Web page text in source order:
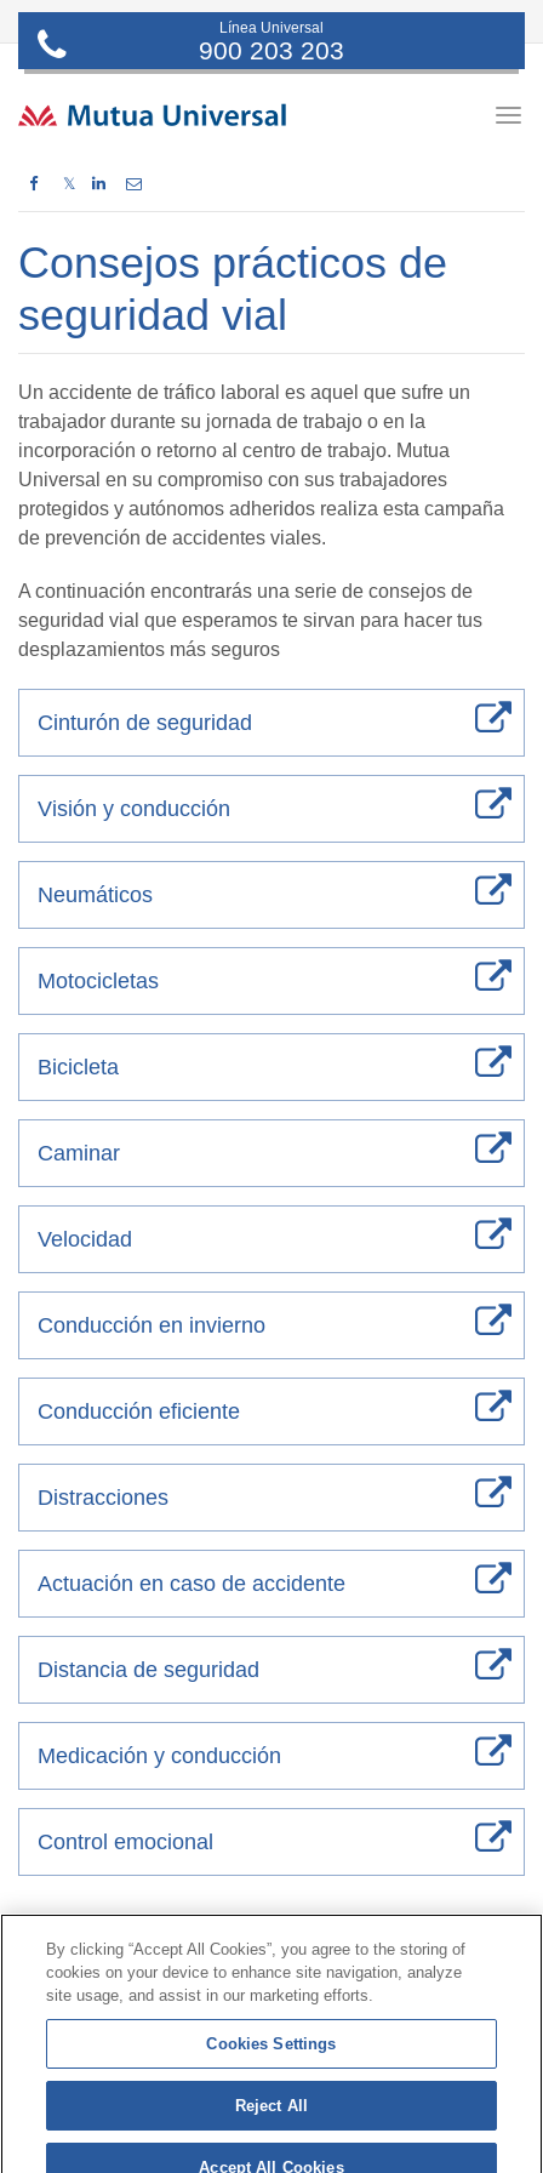
Línea Universal
900 203 203
𝕏
Consejos prácticos de
seguridad vial
Un accidente de tráfico laboral es aquel que sufre un
trabajador durante su jornada de trabajo o en la
incorporación o retorno al centro de trabajo. Mutua
Universal en su compromiso con sus trabajadores
protegidos y autónomos adheridos realiza esta campaña
de prevención de accidentes viales.
A continuación encontrarás una serie de consejos de
seguridad vial que esperamos te sirvan para hacer tus
desplazamientos más seguros
Cinturón de seguridad
Visión y conducción
Neumáticos
Motocicletas
Bicicleta
Caminar
Velocidad
Conducción en invierno
Conducción eficiente
Distracciones
Actuación en caso de accidente
Distancia de seguridad
Medicación y conducción
Control emocional
Línea Universal 900 203 203|Zona Privada Comisión de
Prestaciones Especiales|Zona Privada Proveedor
Sanitario
© Mutua Universal 2026 | Mapa del sitio | Aviso legal
Política de Protección de Datos
cookies
By clicking “Accept All Cookies”, you agree to the storing of
cookies on your device to enhance site navigation, analyze
site usage, and assist in our marketing efforts.
Cookies Settings
Reject All
Accept All Cookies